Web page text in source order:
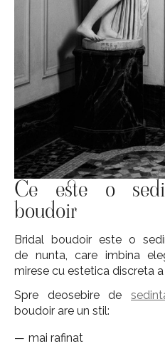
Ce este o
boudoir
Bridal boudoir este o
de nunta, care imbina
mirese cu estetica discreta
Spre deosebire de
boudoir are un stil:
mai rafinat